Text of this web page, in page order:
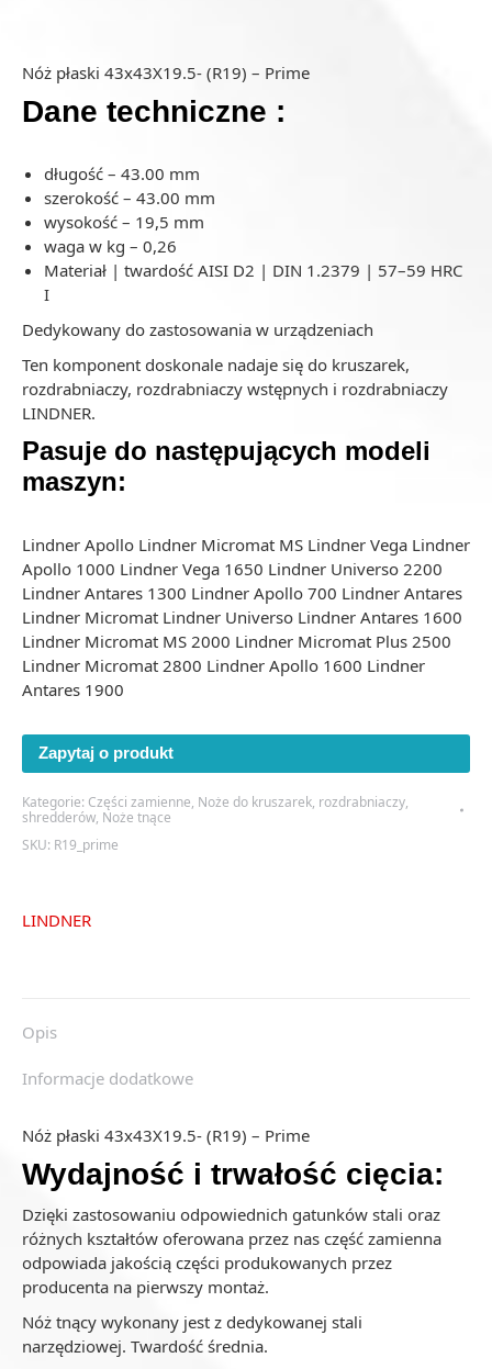
Nóż płaski 43x43X19.5- (R19) – Prime
Dane techniczne :
długość – 43.00 mm
szerokość – 43.00 mm
wysokość – 19,5 mm
waga w kg – 0,26
Materiał | twardość AISI D2 | DIN 1.2379 | 57–59 HRC
I
Dedykowany do zastosowania w urządzeniach
Ten komponent doskonale nadaje się do kruszarek,
rozdrabniaczy, rozdrabniaczy wstępnych i rozdrabniaczy
LINDNER.
Pasuje do następujących modeli
maszyn:
Lindner Apollo Lindner Micromat MS Lindner Vega Lindner
Apollo 1000 Lindner Vega 1650 Lindner Universo 2200
Lindner Antares 1300 Lindner Apollo 700 Lindner Antares
Lindner Micromat Lindner Universo Lindner Antares 1600
Lindner Micromat MS 2000 Lindner Micromat Plus 2500
Lindner Micromat 2800 Lindner Apollo 1600 Lindner
Antares 1900
Zapytaj o produkt
Kategorie: Części zamienne, Noże do kruszarek, rozdrabniaczy,
shredderów, Noże tnące
SKU: R19_prime
LINDNER
Opis
Informacje dodatkowe
Nóż płaski 43x43X19.5- (R19) – Prime
Wydajność i trwałość cięcia:
Dzięki zastosowaniu odpowiednich gatunków stali oraz
różnych kształtów oferowana przez nas część zamienna
odpowiada jakością części produkowanych przez
producenta na pierwszy montaż.
Nóż tnący wykonany jest z dedykowanej stali
narzędziowej. Twardość średnia.